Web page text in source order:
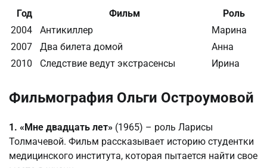
Год
Фильм
Роль
2004
Антикиллер
Марина
2007
Два билета домой
Анна
2010
Следствие ведут экстрасенсы Ирина
Фильмография Ольги Остроумовой
1. «Мне двадцать лет» (1965) – роль Ларисы
Толмачевой. Фильм рассказывает историю студентки
медицинского института, которая пытается найти свое